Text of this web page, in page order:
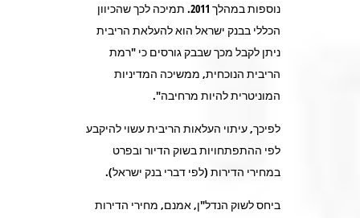
נוספות במהלך 2011. תמיכה לכך שהכיוון
הכללי בבנק ישראל הוא להעלאת הריבית
ניתן לקבל מכך שבבק גורסים כי "רמת
הריבית הנוכחית, ממשיכה המדיניות
המוניטרית להיות מרחיבה".
לפיכך, עיתוי העלאות הריבית עשוי להיקבע
לפי ההתפתחויות בשוק הדיור ובפרט
במחירי הדירות (לפי דברי בנק ישראל).
ביחס לשוק הנדל"ן, אמנם, מחירי הדירות